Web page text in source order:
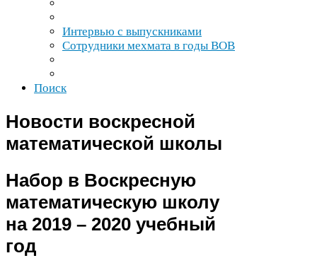
Интервью с выпускниками
Сотрудники мехмата в годы ВОВ
Поиск
Новости воскресной
математической школы
Набор в Воскресную
математическую школу
на 2019 – 2020 учебный
год